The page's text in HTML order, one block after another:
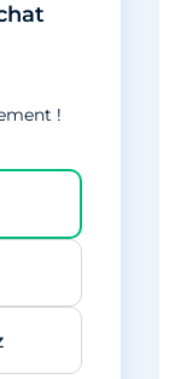
!